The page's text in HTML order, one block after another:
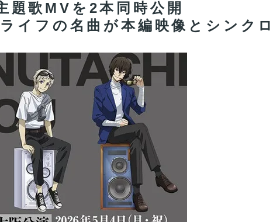
題歌MVを2本同時公開
イフの名曲が本編映像とシンクロ